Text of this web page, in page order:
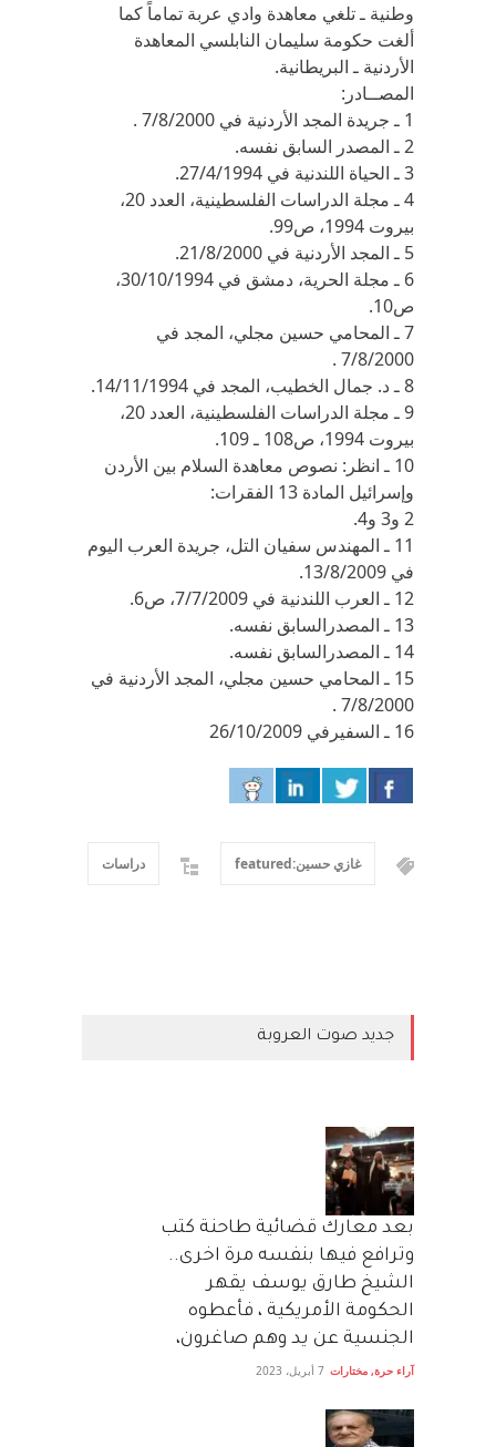
وطنية ـ تلغي معاهدة وادي عربة تماماً كما
ألغت حكومة سليمان النابلسي المعاهدة
الأردنية ـ البريطانية.
المصــادر:
1 ـ جريدة المجد الأردنية في 7/8/2000 .
2 ـ المصدر السابق نفسه.
3 ـ الحياة اللندنية في 27/4/1994.
4 ـ مجلة الدراسات الفلسطينية، العدد 20،
بيروت 1994، ص99.
5 ـ المجد الأردنية في 21/8/2000.
6 ـ مجلة الحرية، دمشق في 30/10/1994،
ص10.
7 ـ المحامي حسين مجلي، المجد في
7/8/2000 .
8 ـ د. جمال الخطيب، المجد في 14/11/1994.
9 ـ مجلة الدراسات الفلسطينية، العدد 20،
بيروت 1994، ص108 ـ 109.
10 ـ انظر: نصوص معاهدة السلام بين الأردن
وإسرائيل المادة 13 الفقرات:
2 و3 و4.
11 ـ المهندس سفيان التل، جريدة العرب اليوم
في 13/8/2009.
12 ـ العرب اللندنية في 7/7/2009، ص6.
13 ـ المصدرالسابق نفسه.
14 ـ المصدرالسابق نفسه.
15 ـ المحامي حسين مجلي، المجد الأردنية في
7/8/2000 .
16 ـ السفيرفي 26/10/2009
غازي حسين:featured دراسات
جديد صوت العروبة
بعد معارك قضائية طاحنة كتب
وترافع فيها بنفسه مرة اخرى..
الشيخ طارق يوسف يقهر
الحكومة الأمريكية ، فأعطوه
الجنسية عن يد وهم صاغرون،
آراء حرة, مختارات 7 أبريل، 2023